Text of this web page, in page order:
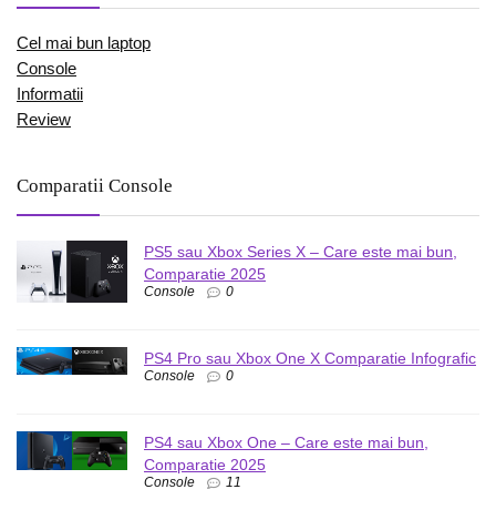
Cel mai bun laptop
Console
Informatii
Review
Comparatii Console
PS5 sau Xbox Series X – Care este mai bun,
Comparatie 2025
Console 0
PS4 Pro sau Xbox One X Comparatie Infografic
Console 0
PS4 sau Xbox One – Care este mai bun,
Comparatie 2025
Console 11